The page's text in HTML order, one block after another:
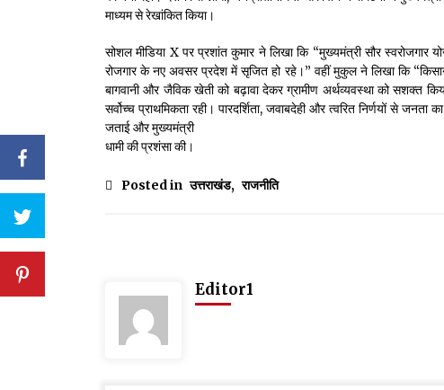
माध्यम से रेखांकित किया।
सोशल मीडिया X पर प्रशांत कुमार ने लिखा कि “मुख्यमंत्री सौर स्वरोजगार
रोजगार के नए अवसर प्रदेश में सृजित हो रहे।” वहीं मुकुल ने लिखा कि
बागवानी और जैविक खेती को बढ़ावा देकर ग्रामीण अर्थव्यवस्था को सशक्त
सर्वोच्च प्राथमिकता रही। पारदर्शिता, जवाबदेही और त्वरित निर्णयों से
जताई और मुख्यमंत्री
धामी की प्रशंसा की।
Posted in उत्तराखंड, राजनीति
Editor1